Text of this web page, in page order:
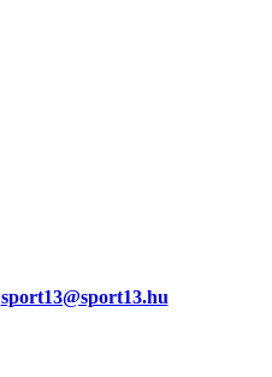
sport13@sport13.hu